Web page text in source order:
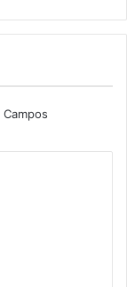
Campos